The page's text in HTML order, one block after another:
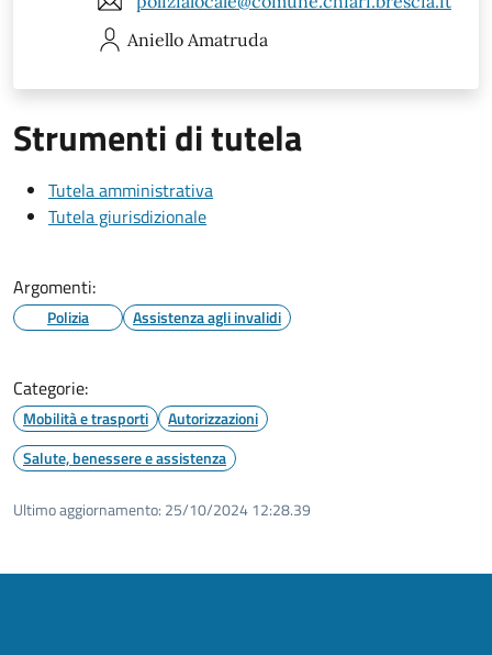
Aniello Amatruda
Strumenti di tutela
Tutela amministrativa
Tutela giurisdizionale
Argomenti:
Polizia Assistenza agli invalidi
Categorie:
Mobilità e trasporti
Autorizzazioni
Salute, benessere e assistenza
Ultimo aggiornamento: 25/10/2024 12:28.39